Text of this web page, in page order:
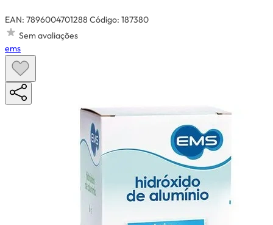
EAN: 7896004701288 Código: 187380
Sem avaliações
ems